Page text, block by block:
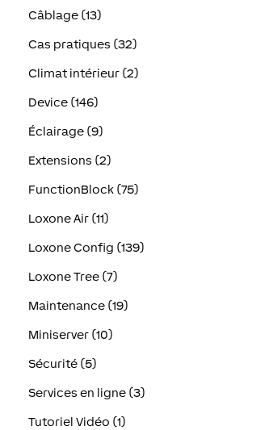
Câblage (13)
Cas pratiques (32)
Climat intérieur (2)
Device (146)
Éclairage (9)
Extensions (2)
FunctionBlock (75)
Loxone Air (11)
Loxone Config (139)
Loxone Tree (7)
Maintenance (19)
Miniserver (10)
Sécurité (5)
Services en ligne (3)
Tutoriel Vidéo (1)